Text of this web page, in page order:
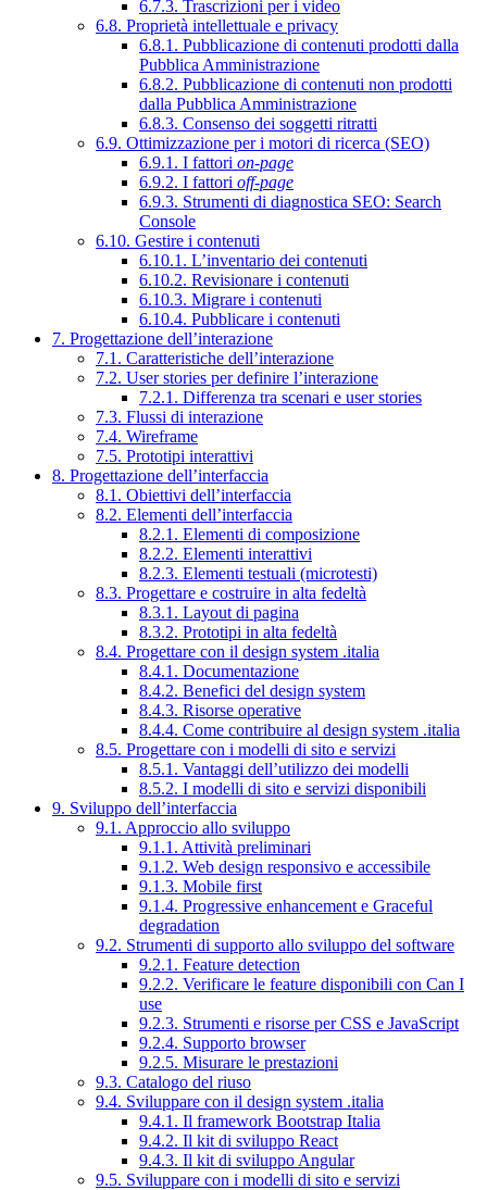
6.7.3. Trascrizioni per i video
6.8. Proprietà intellettuale e privacy
6.8.1. Pubblicazione di contenuti prodotti dalla
Pubblica Amministrazione
6.8.2. Pubblicazione di contenuti non prodotti
dalla Pubblica Amministrazione
6.8.3. Consenso dei soggetti ritratti
6.9. Ottimizzazione per i motori di ricerca (SEO)
6.9.1. I fattori on-page
6.9.2. I fattori off-page
6.9.3. Strumenti di diagnostica SEO: Search
Console
6.10. Gestire i contenuti
6.10.1. L’inventario dei contenuti
6.10.2. Revisionare i contenuti
6.10.3. Migrare i contenuti
6.10.4. Pubblicare i contenuti
7. Progettazione dell’interazione
7.1. Caratteristiche dell’interazione
7.2. User stories per definire l’interazione
7.2.1. Differenza tra scenari e user stories
7.3. Flussi di interazione
7.4. Wireframe
7.5. Prototipi interattivi
8. Progettazione dell’interfaccia
8.1. Obiettivi dell’interfaccia
8.2. Elementi dell’interfaccia
8.2.1. Elementi di composizione
8.2.2. Elementi interattivi
8.2.3. Elementi testuali (microtesti)
8.3. Progettare e costruire in alta fedeltà
8.3.1. Layout di pagina
8.3.2. Prototipi in alta fedeltà
8.4. Progettare con il design system .italia
8.4.1. Documentazione
8.4.2. Benefici del design system
8.4.3. Risorse operative
8.4.4. Come contribuire al design system .italia
8.5. Progettare con i modelli di sito e servizi
8.5.1. Vantaggi dell’utilizzo dei modelli
8.5.2. I modelli di sito e servizi disponibili
9. Sviluppo dell’interfaccia
9.1. Approccio allo sviluppo
9.1.1. Attività preliminari
9.1.2. Web design responsivo e accessibile
9.1.3. Mobile first
9.1.4. Progressive enhancement e Graceful
degradation
9.2. Strumenti di supporto allo sviluppo del software
9.2.1. Feature detection
9.2.2. Verificare le feature disponibili con Can I
use
9.2.3. Strumenti e risorse per CSS e JavaScript
9.2.4. Supporto browser
9.2.5. Misurare le prestazioni
9.3. Catalogo del riuso
9.4. Sviluppare con il design system .italia
9.4.1. Il framework Bootstrap Italia
9.4.2. Il kit di sviluppo React
9.4.3. Il kit di sviluppo Angular
9.5. Sviluppare con i modelli di sito e servizi